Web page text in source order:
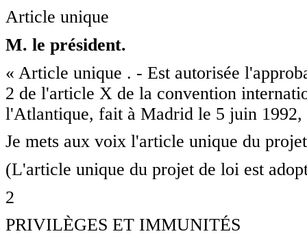
Article unique
M. le président.
« Article unique . - Est autorisée
2 de l'article X de la convention
l'Atlantique, fait à Madrid le 5 juin 1992,
Je mets aux voix l'article unique du
(L'article unique du projet de loi est
2
PRIVILÈGES ET IMMUNITÉS